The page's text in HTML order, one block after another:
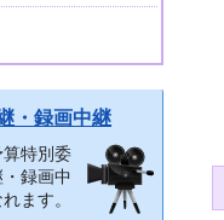
・録画中継
特別委
録画中
ます。